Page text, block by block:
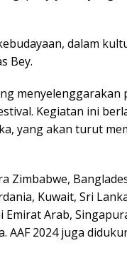
dalam
Bey.
Kegiatan ini
yang akan turut
Zimbabwe,
Kuwait, Sri
Arab,
AAF 2024 juga